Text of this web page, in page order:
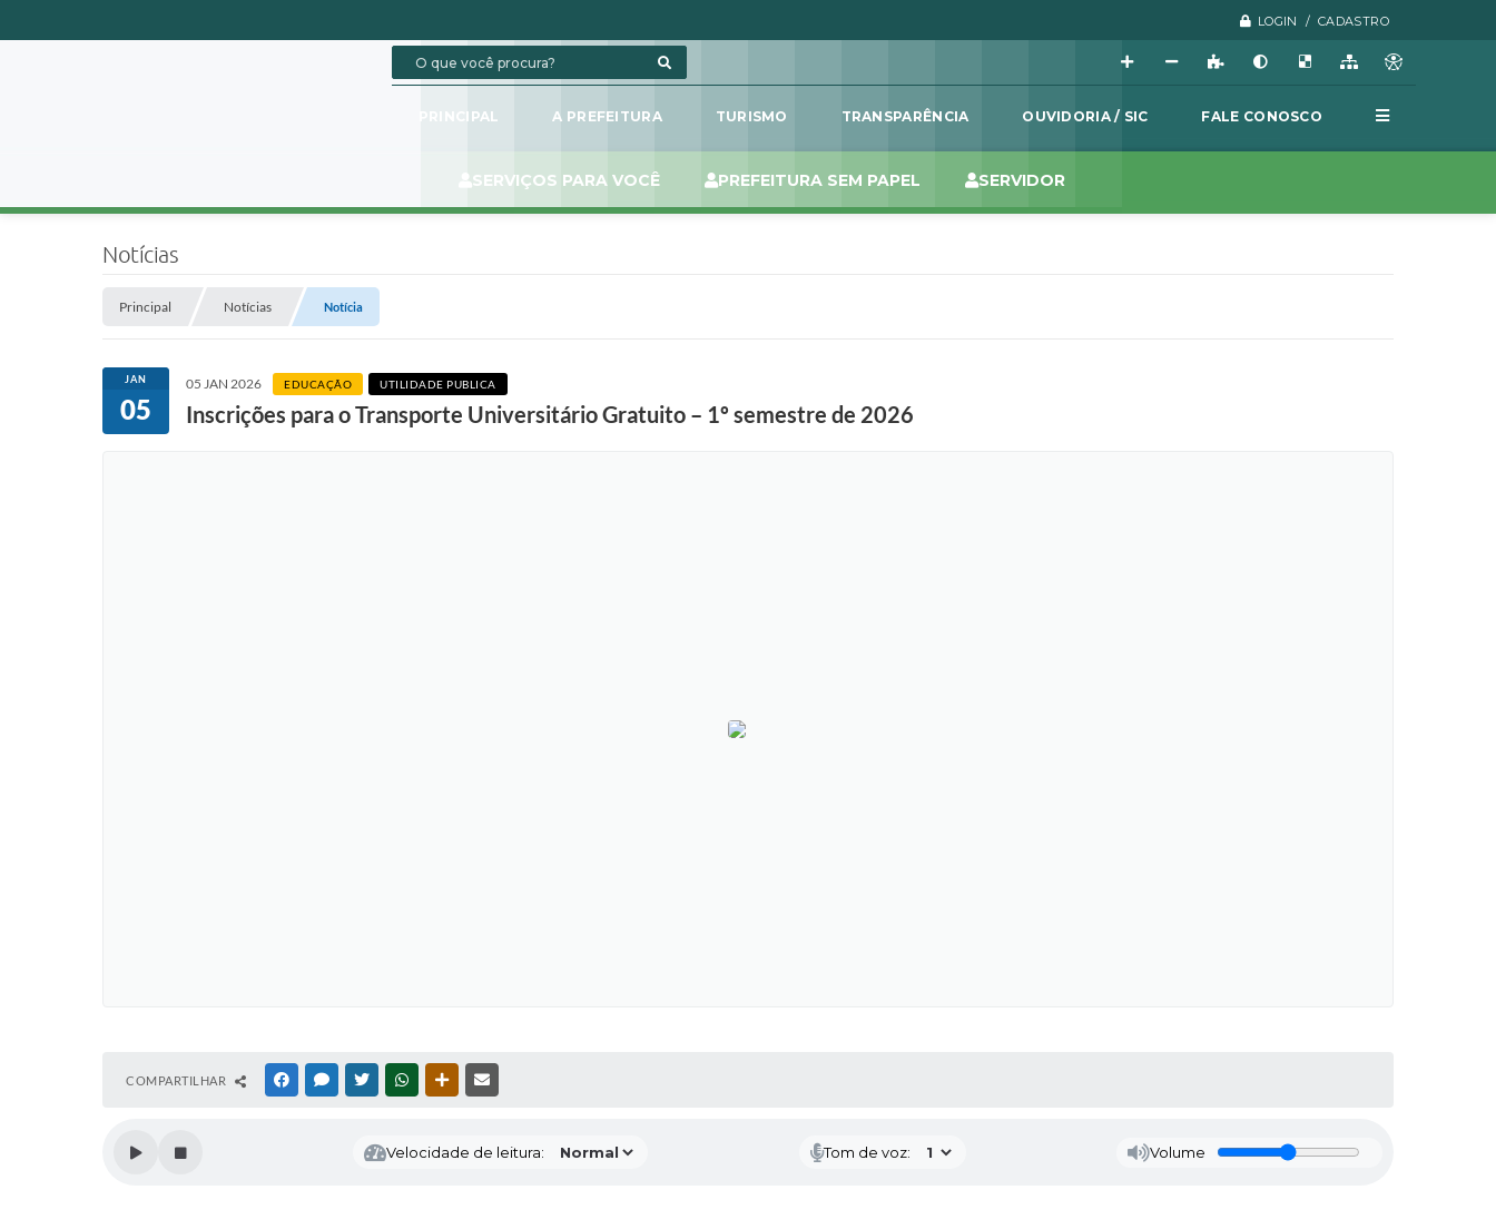
LOGIN / CADASTRO
PRINCIPAL A PREFEITURA TURISMO TRANSPARÊNCIA OUVIDORIA / SIC FALE CONOSCO
SERVIÇOS PARA VOCÊ PREFEITURA SEM PAPEL SERVIDOR
Notícias
Principal Notícias Notícia
JAN
05
05 JAN 2026 EDUCAÇÃO UTILIDADE PUBLICA
Inscrições para o Transporte Universitário Gratuito – 1º semestre de 2026
COMPARTILHAR FACEBOOKMESSENGER
TWITTERWHATSAPPOUTRAS MÍDIAS
Velocidade de leitura: Tom de voz: Volume